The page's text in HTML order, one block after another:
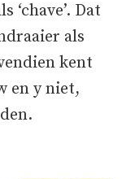
‘chave’. Dat
als
kent
en y niet,